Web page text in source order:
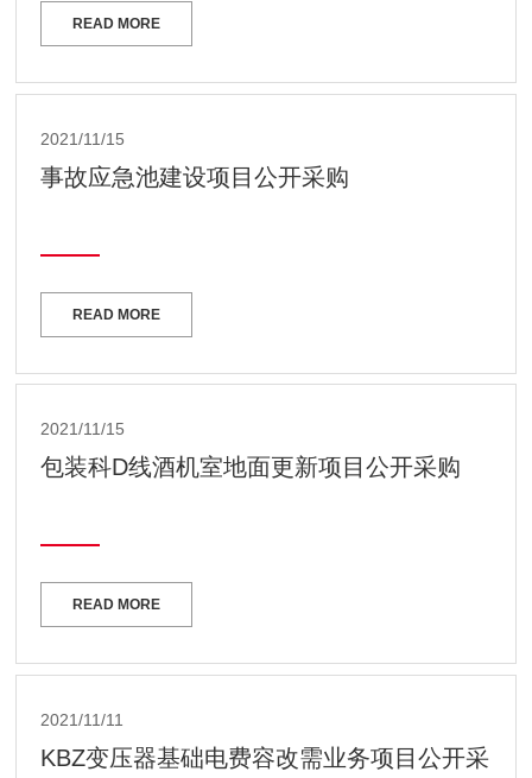
READ MORE
2021/11/15
事故应急池建设项目公开采购
READ MORE
2021/11/15
包装科D线酒机室地面更新项目公开采购
READ MORE
2021/11/11
KBZ变压器基础电费容改需业务项目公开采